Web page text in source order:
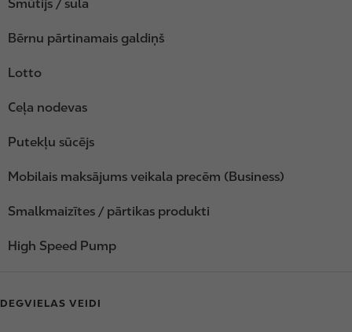
Smūtijs / sula
Bērnu pārtinamais galdiņš
Lotto
Ceļa nodevas
Putekļu sūcējs
Mobilais maksājums veikala precēm (Business)
Smalkmaizītes / pārtikas produkti
High Speed Pump
DEGVIELAS VEIDI